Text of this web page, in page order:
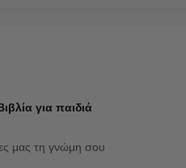
για παιδιά
μας τη γνώμη σου